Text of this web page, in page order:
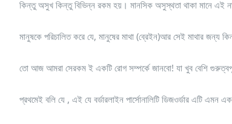
কিন্তু অসুখ কিন্তু বিভিন্ন রকম হয়। মানসিক অসুস্থতা থাকা মানে এই না
মানুষকে পরিচালিত করে যে, মানুষের মাথা (ব্রেইন)আর সেই মাথার জন্য
তো আজ আমরা সেরকম ই একটি রোগ সম্পর্কে জানবো! যা খুব বেশি
প্রথমেই বলি যে , এই যে বর্ডারলাইন পার্সোনালিটি ডিজওর্ডার এটি এমন